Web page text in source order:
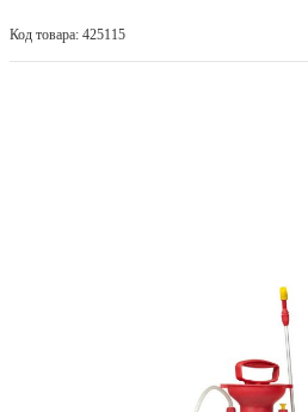
Код товара: 425115